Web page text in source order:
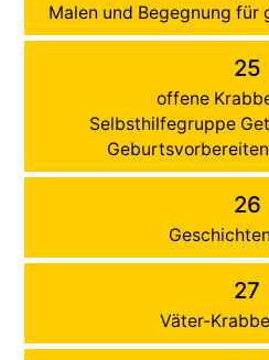
Malen und Begegnung für
25
offene
Selbsthilfegruppe
26
27
Väter-